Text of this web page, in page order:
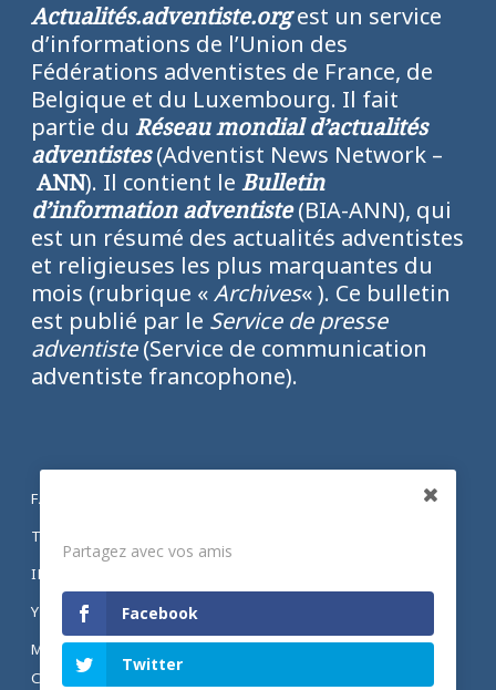
Actualités.adventiste.orgest un service
d’informations de l’Union des
Fédérations adventistes de France, de
Belgique et du Luxembourg. Il fait
partie du Réseau mondial d’actualités
adventistes(Adventist News Network –
ANN). Il contient le Bulletin
d’information adventiste(BIA-ANN), qui
est un résumé des actualités adventistes
et religieuses les plus marquantes du
mois (rubrique «Archives« ). Ce bulletin
est publié par le Service de presse
adventiste(Service de communication
adventiste francophone).
FACEBOOK
TWITTER
INSTAGRAM
YOUTUBE
MENTIONS LÉGALES ET POLITIQUE DE
CONFIDENTIALITÉ
Partagez avec vos amis
Facebook
Twitter